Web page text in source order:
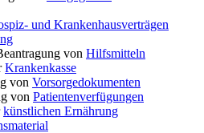
und Krankenhausverträgen
von Hilfsmitteln
Krankenkasse
von Vorsorgedokumenten
von Patientenverfügungen
künstlichen Ernährung